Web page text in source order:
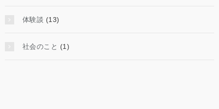
体験談 (13)
社会のこと (1)